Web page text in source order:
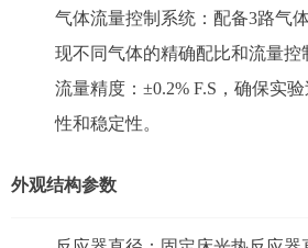
气体流量控制系统：配备3路气
现不同气体的精确配比和流量控
流量精度：±0.2% F.S，确保实
性和稳定性。
外观结构参数